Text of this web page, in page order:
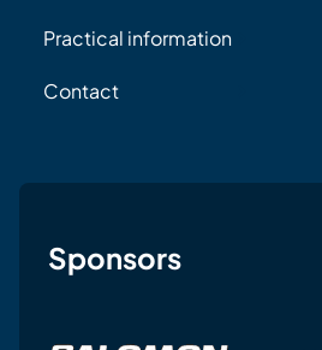
Practical information
Contact
Sponsors